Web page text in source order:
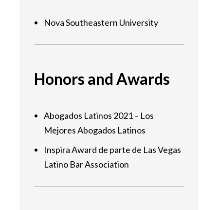
Nova Southeastern University
Honors and Awards
Abogados Latinos 2021 – Los
Mejores Abogados Latinos
Inspira Award de parte de Las Vegas
Latino Bar Association